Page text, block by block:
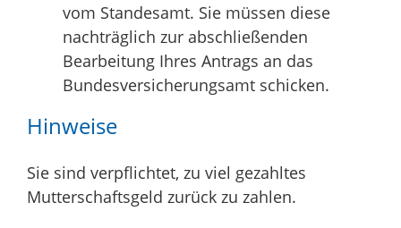
vom Standesamt. Sie müssen diese
nachträglich zur abschließenden
Bearbeitung Ihres Antrags an das
Bundesversicherungsamt schicken.
Hinweise
Sie sind verpflichtet, zu viel gezahltes
Mutterschaftsgeld zurück zu zahlen.